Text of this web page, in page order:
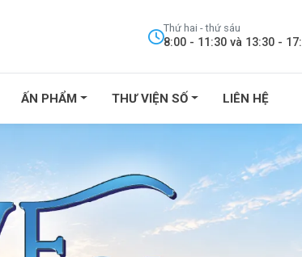
Thứ hai - thứ sáu
8:00 - 11:30 và 13:30 -
ẤN PHẨM THƯ VIỆN SỐ LIÊN HỆ